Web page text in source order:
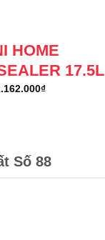
HOME
17.5L
₫
Số 88